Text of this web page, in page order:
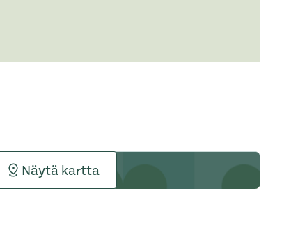
Näytä kartta